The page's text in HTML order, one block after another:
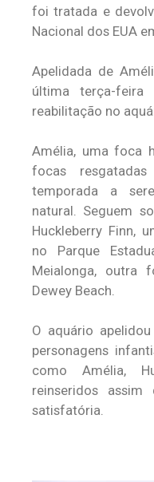
foi tratada e
Nacional dos EUA
Apelidada de
última terça-
reabilitação no
Amélia, uma foca
focas
temporada a
natural. Seguem
Huckleberry Finn,
no Parque
Meialonga, outra
Dewey Beach.
O aquário
personagens
como Amélia,
reinseridos
satisfatória.